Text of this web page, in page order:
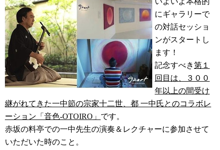
にギャラリーで
の対話セッショ
ンがスタートし
ます！
記念すべき第１
回目は、３００
年以上の間受け
継がれてきた一中節の宗家十二世、都 一中氏とのコラボレ
ーション「音色-OTOIRO」 です。
赤坂の料亭での一中先生の演奏＆レクチャーに参加させて
いただいた時のこと。